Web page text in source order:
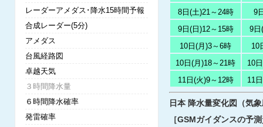
8日(土)21～24時
9
9日(日)12～15時
9日
10日(月)3～6時
10
10日(月)18～21時
10
11日(火)9～12時
11
日本 降水量変化図（気
［GSMガイダンスの予
レーダーアメダス･降水15時間予報
合成レーダー(5分)
アメダス
台風経路図
卓越天気
３時間降水量
６時間降水確率
発雷確率